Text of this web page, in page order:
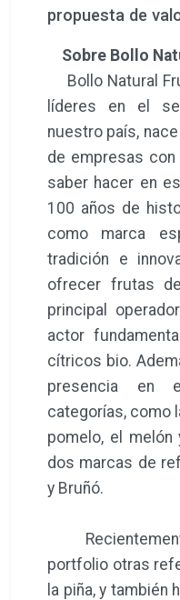
propuesta de
Sobre Bollo
Bollo Natural
líderes en el
nuestro país,
de empresas con
saber hacer en
100 años de
como marca
tradición e
ofrecer frutas
principal
actor
cítricos bio.
presencia en
categorías, como
pomelo, el melón
dos marcas de
y Bruñó.
portfolio otras
la piña, y también